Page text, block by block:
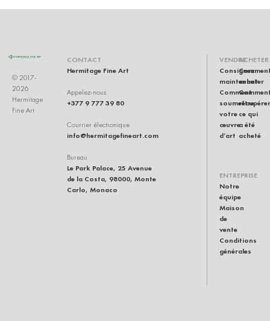
© 2017-
2026
Hermitage
Fine Art
CONTACT
Hermitage Fine Art
Appelez-nous
+377 9 777 39 80
Courrier électronique
info@hermitagefineart.com
Bureau
Le Park Palace, 25 Avenue
de la Costa, 98000, Monte
Carlo, Monaco
VENDRE
Consignez
maintenant
Comment
soumettre
votre
œuvre
d’art
ACHETER
acheter
récupérer
ce qui
a été
acheté
ENTREPRISE
Notre
équipe
Maison
de
vente
Conditions
générales